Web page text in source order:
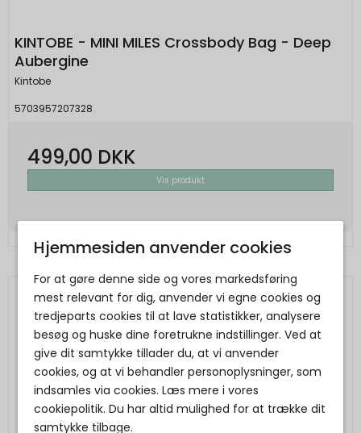
KINTOBE - MINI MILES Crossbody Bag - Deep
Aubergine
Kintobe
5703957207328
499,00 DKK
Vis produkt
Hjemmesiden anvender cookies
For at gøre denne side og vores markedsføring
mest relevant for dig, anvender vi egne cookies og
tredjeparts cookies til at lave statistikker, analysere
besøg og huske dine foretrukne indstillinger. Ved at
give dit samtykke tillader du, at vi anvender
cookies, og at vi behandler personoplysninger, som
indsamles via cookies. Læs mere i vores
cookiepolitik. Du har altid mulighed for at trække dit
samtykke tilbage.